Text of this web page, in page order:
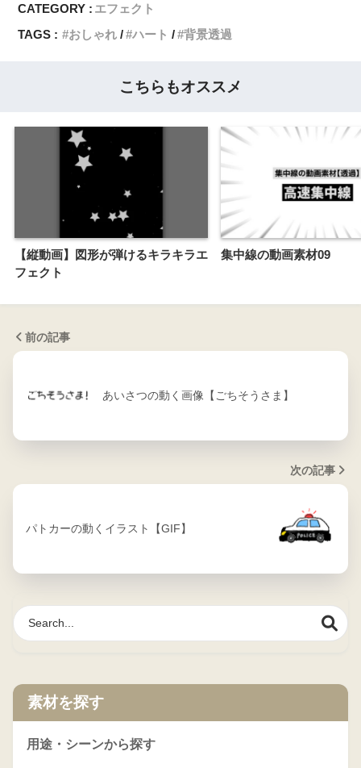
CATEGORY : エフェクト
TAGS :
おしゃれ ハート 背景透過
こちらもオススメ
【縦動画】図形が弾けるキラキラエ
フェクト
集中線の動画素材09
前の記事
あいさつの動く画像【ごちそうさま】
次の記事
パトカーの動くイラスト【GIF】
素材を探す
用途・シーンから探す